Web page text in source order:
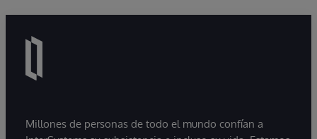
Millones de personas de todo el mundo confían a